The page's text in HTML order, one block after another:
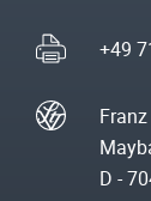
+49
D -